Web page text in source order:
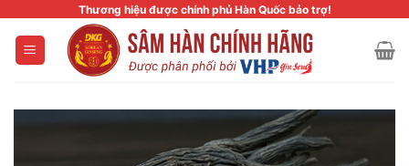
content
Thương hiệu được chính phủ Hàn Quốc bảo trợ!